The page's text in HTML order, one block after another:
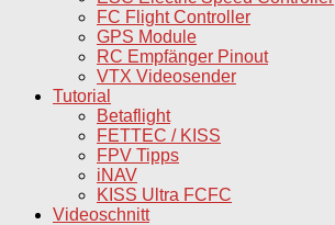
FC Flight Controller
GPS Module
RC Empfänger Pinout
VTX Videosender
Tutorial
Betaflight
FETTEC / KISS
FPV Tipps
iNAV
KISS Ultra FCFC
Videoschnitt